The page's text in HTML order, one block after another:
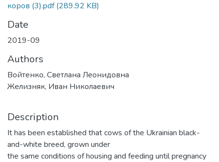
коров (3).pdf(289.92 KB)
Date
2019-09
Authors
Войтенко, Светлана Леонидовна
Желизняк, Иван Николаевич
Description
It has been established that cows of the Ukrainian black-
and-white breed, grown under
the same conditions of housing and feeding until pregnancy